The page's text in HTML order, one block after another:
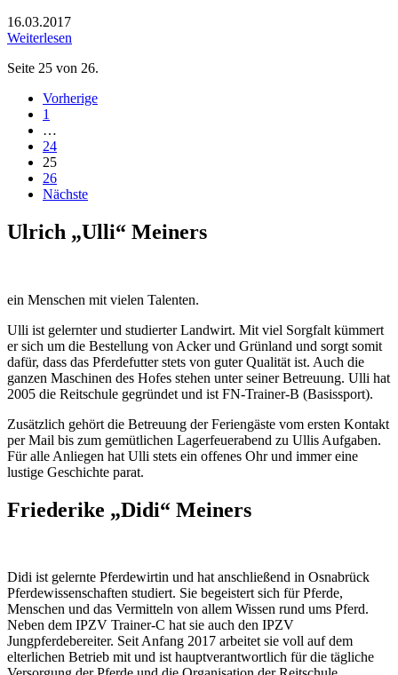
16.03.2017
Weiterlesen
Seite 25 von 26.
Vorherige
1
…
24
25
26
Nächste
Ulrich „Ulli“ Meiners
ein Menschen mit vielen Talenten.
Ulli ist gelernter und studierter Landwirt. Mit viel Sorgfalt kümmert
er sich um die Bestellung von Acker und Grünland und sorgt somit
dafür, dass das Pferdefutter stets von guter Qualität ist. Auch die
ganzen Maschinen des Hofes stehen unter seiner Betreuung. Ulli hat
2005 die Reitschule gegründet und ist FN-Trainer-B (Basissport).
Zusätzlich gehört die Betreuung der Feriengäste vom ersten Kontakt
per Mail bis zum gemütlichen Lagerfeuerabend zu Ullis Aufgaben.
Für alle Anliegen hat Ulli stets ein offenes Ohr und immer eine
lustige Geschichte parat.
Friederike „Didi“ Meiners
Didi ist gelernte Pferdewirtin und hat anschließend in Osnabrück
Pferdewissenschaften studiert. Sie begeistert sich für Pferde,
Menschen und das Vermitteln von allem Wissen rund ums Pferd.
Neben dem IPZV Trainer-C hat sie auch den IPZV
Jungpferdebereiter. Seit Anfang 2017 arbeitet sie voll auf dem
elterlichen Betrieb mit und ist hauptverantwortlich für die tägliche